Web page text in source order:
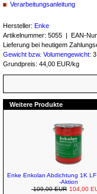
Verarbeitungsanleitung
Hersteller: Enke
Artikelnummer: 5055 | EAN-
Lieferung bei heutigem
Gewicht bzw. Volumengewicht:
Grundpreis: 44,00 EUR/kg
Weitere Produkte
Enke Enkolan Abdichtung 1K
-Aktion
109,00 EUR 104,00